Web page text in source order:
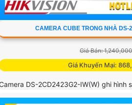
CAMERA CUBE TRONG NHÀ DS-
Giá Bán:
Giá Khuyến Mại:
DS-2CD2423G2-IW(W) ghi hình
ống kính 2. 8mm, hỗ trợ đàm thoại